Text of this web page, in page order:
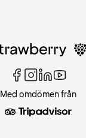
Med omdömen från